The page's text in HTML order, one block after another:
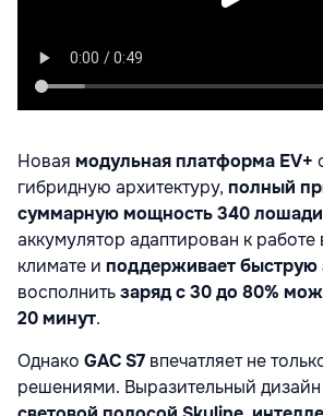
Новая модульная платформа EV+
гибридную архитектуру, полный
суммарную мощность 340
аккумулятор адаптирован к
климате и поддерживает быструю
восполнитьзаряд с 30 до 80%
20 минут.
Однако GAC S7 впечатляет не
решениями. Выразительный дизайн